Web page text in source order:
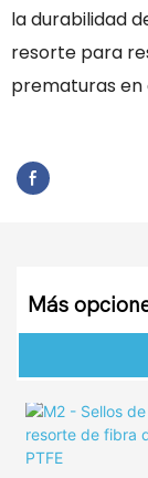
la durabilidad
resorte para
prematuras en
Más